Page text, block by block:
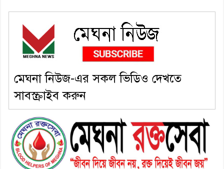
৬। জেলা পুলিশ সুপার থেকে সম্মাননা
পেলেন দাউদকান্দি মডেল থানার
৭। দাউদকান্দিতে উপজেলা আইন-
শৃঙ্খলা কমিটির মাসিক সভা অনুষ্ঠিত
৮। দাউদকান্দিতে মুচি সম্প্রদায়ের
খোঁজখবর নিলেন ড. খন্দকার মারুফ
মেঘনা নিউজ-এর সকল ভিডিও দেখতে
সাবস্ক্রাইব করুন